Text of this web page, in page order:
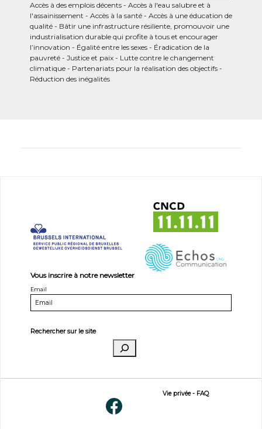
Accès à des emplois décents
Accès à l'eau salubre et à
l'assainissement
Accès à la santé
Accès à une éducation de
qualité
Bâtir une infrastructure résiliente, promouvoir une
industrialisation durable qui profite à tous et encourager
l’innovation
Égalité entre les sexes
Éradication de la
pauvreté
Justice et paix
Lutte contre le changement
climatique
Partenariats pour la réalisation des objectifs
Réduction des inégalités
Vous inscrire à notre newsletter
Email
Rechercher sur le site
Vie privée- FAQ